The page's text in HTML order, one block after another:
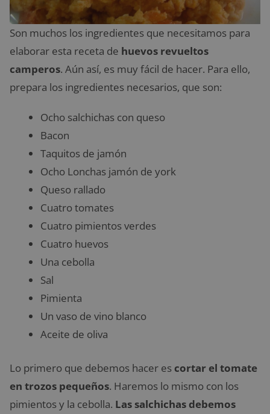
Son muchos los ingredientes que necesitamos para
elaborar esta receta de huevos revueltos
camperos. Aún así, es muy fácil de hacer. Para ello,
prepara los ingredientes necesarios, que son:
Ocho salchichas con queso
Bacon
Taquitos de jamón
Ocho Lonchas jamón de york
Queso rallado
Cuatro tomates
Cuatro pimientos verdes
Cuatro huevos
Una cebolla
Sal
Pimienta
Un vaso de vino blanco
Aceite de oliva
Lo primero que debemos hacer es cortar el tomate
en trozos pequeños. Haremos lo mismo con los
pimientos y la cebolla. Las salchichas debemos